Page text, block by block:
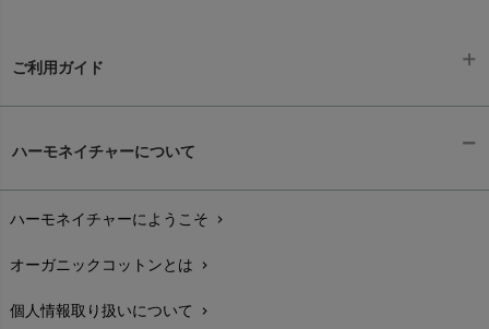
ご利用ガイド
配送と送料chevron_right
在庫状況と発送予定chevron_right
サイズ・寸法chevron_right
ハーモネイチャーについて
ハーモネイチャーにようこそ chevron_right
オーガニックコットンとは chevron_right
個人情報取り扱いについて chevron_right